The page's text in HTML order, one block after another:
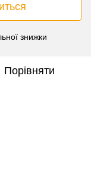
знижки
Порівняти